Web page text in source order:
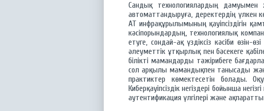
Сандық технологиялардың дамуымен
автоматтандыруға, деректердің үлкен
АТ инфрақұрылымының қауіпсіздігін
кәсіпорындардың, технологиялық
етуге, сондай-ақ үздіксіз кәсіби
әлеуметтік ұтқырлық пен бәсекеге
білікті мамандарды тәжірибеге
сол арқылы мамандықпен танысады
практиктер көмектесетін болады.
Киберқауіпсіздік негіздері бойынша
аутентификация үлгілері және